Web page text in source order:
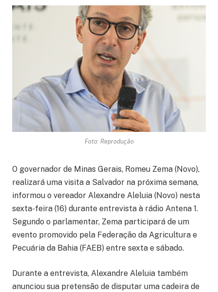
Foto: Reprodução
O governador de Minas Gerais, Romeu Zema (Novo),
realizará uma visita a Salvador na próxima semana,
informou o vereador Alexandre Aleluia (Novo) nesta
sexta-feira (16) durante entrevista à rádio Antena 1.
Segundo o parlamentar, Zema participará de um
evento promovido pela Federação da Agricultura e
Pecuária da Bahia (FAEB) entre sexta e sábado.
Durante a entrevista, Alexandre Aleluia também
anunciou sua pretensão de disputar uma cadeira de